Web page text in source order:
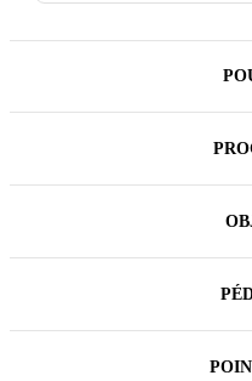
concilier performance
sociétales à mener
Développement
trouveront dans cette
méthodes pour mener
première partie assure
sur le diagnostic et la
reporting, à la